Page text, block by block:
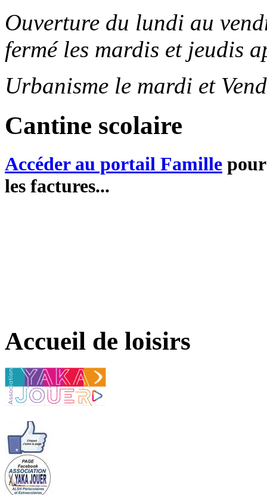
Ouverture du lundi au
fermé les mardis et jeudis
Urbanisme le mardi et
Cantine scolaire
Accéder au portail Famille
les factures...
Accueil de loisirs